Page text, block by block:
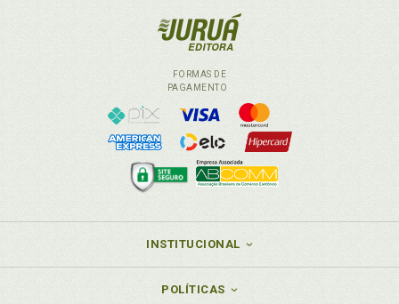
FORMAS DE
PAGAMENTO
INSTITUCIONAL
POLÍTICAS